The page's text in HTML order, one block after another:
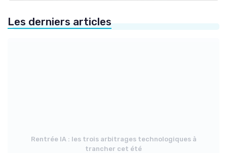
Les derniers articles
Rentrée IA : les trois arbitrages technologiques à
trancher cet été